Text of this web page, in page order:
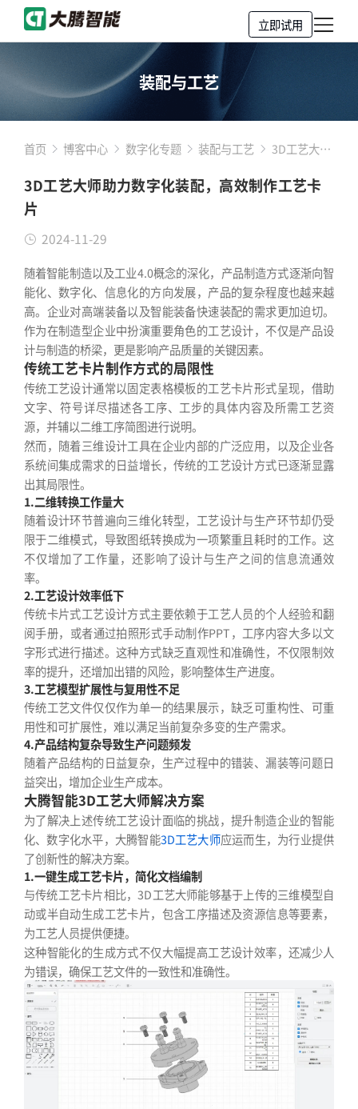
立即试用
装配与工艺
首页 博客中心 数字化专题 装配与工艺
3D工艺大师
装配，高效
3D工艺大师助力数字化装配，高效制作工艺卡
片
2024-11-29
随着智能制造以及工业4.0概念的深化，产品制造方式逐渐向智
能化、数字化、信息化的方向发展，产品的复杂程度也越来越
高。企业对高端装备以及智能装备快速装配的需求更加迫切。
作为在制造型企业中扮演重要角色的工艺设计，不仅是产品设
计与制造的桥梁，更是影响产品质量的关键因素。
传统工艺卡片制作方式的局限性
传统工艺设计通常以固定表格模板的工艺卡片形式呈现，借助
文字、符号详尽描述各工序、工步的具体内容及所需工艺资
源，并辅以二维工序简图进行说明。
然而，随着三维设计工具在企业内部的广泛应用，以及企业各
系统间集成需求的日益增长，传统的工艺设计方式已逐渐显露
出其局限性。
1.二维转换工作量大
随着设计环节普遍向三维化转型，工艺设计与生产环节却仍受
限于二维模式，导致图纸转换成为一项繁重且耗时的工作。这
不仅增加了工作量，还影响了设计与生产之间的信息流通效
率。
2.工艺设计效率低下
传统卡片式工艺设计方式主要依赖于工艺人员的个人经验和翻
阅手册，或者通过拍照形式手动制作PPT，工序内容大多以文
字形式进行描述。这种方式缺乏直观性和准确性，不仅限制效
率的提升，还增加出错的风险，影响整体生产进度。
3.工艺模型扩展性与复用性不足
传统工艺文件仅仅作为单一的结果展示，缺乏可重构性、可重
用性和可扩展性，难以满足当前复杂多变的生产需求。
4.产品结构复杂导致生产问题频发
随着产品结构的日益复杂，生产过程中的错装、漏装等问题日
益突出，增加企业生产成本。
大腾智能3D工艺大师解决方案
为了解决上述传统工艺设计面临的挑战，提升制造企业的智能
化、数字化水平，大腾智能3D工艺大师应运而生，为行业提供
了创新性的解决方案。
1.一键生成工艺卡片，简化文档编制
与传统工艺卡片相比，3D工艺大师能够基于上传的三维模型自
动或半自动生成工艺卡片，包含工序描述及资源信息等要素，
为工艺人员提供便捷。
这种智能化的生成方式不仅大幅提高工艺设计效率，还减少人
为错误，确保工艺文件的一致性和准确性。